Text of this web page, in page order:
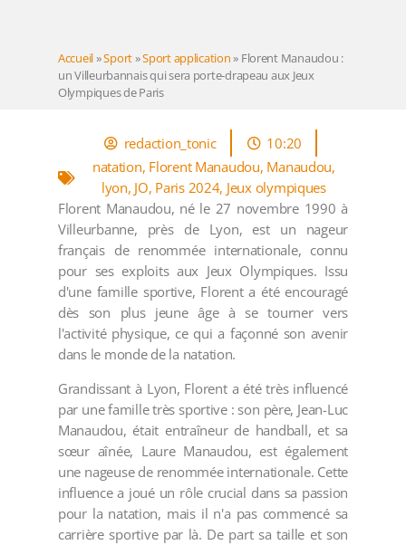
Accueil»Sport»Sport application» Florent Manaudou :
un Villeurbannais qui sera porte-drapeau aux Jeux
Olympiques de Paris
redaction_tonic
10:20
natation, Florent Manaudou, Manaudou,
lyon, JO, Paris 2024, Jeux olympiques
Florent Manaudou, né le 27 novembre 1990 à
Villeurbanne, près de Lyon, est un nageur
français de renommée internationale, connu
pour ses exploits aux Jeux Olympiques. Issu
d'une famille sportive, Florent a été encouragé
dès son plus jeune âge à se tourner vers
l'activité physique, ce qui a façonné son avenir
dans le monde de la natation.
Grandissant à Lyon, Florent a été très influencé
par une famille très sportive : son père, Jean-Luc
Manaudou, était entraîneur de handball, et sa
sœur aînée, Laure Manaudou, est également
une nageuse de renommée internationale. Cette
influence a joué un rôle crucial dans sa passion
pour la natation, mais il n'a pas commencé sa
carrière sportive par là. De part sa taille et son